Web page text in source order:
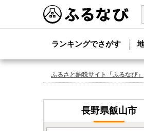
ランキングでさがす
ふるさと納税サイト「ふるなび」
長野県飯山市